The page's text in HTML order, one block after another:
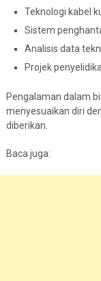
Teknologi kabel
Sistem
Analisis data
Projek
Pengalaman dalam
menyesuaikan diri
diberikan.
Baca juga: